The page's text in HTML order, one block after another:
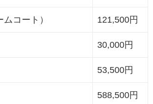
ムコート） 121,500円
30,000円
53,500円
588,500円